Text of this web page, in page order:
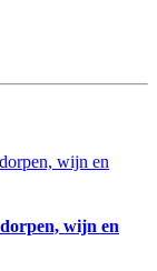
wijn en